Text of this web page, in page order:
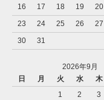
16
17 18 19 20
23
24 25 26 27
30
31
2026年9月
日
月 火 水 木
1
2 3